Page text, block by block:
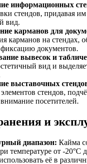
информационных
стендов, придавая
вид.
карманов для
карманов на стендах,
документов.
вывесок и
вид и
выставочных
стендов,
посетителей.
и
диапазон: Кайма
температуре от -20°C
её в